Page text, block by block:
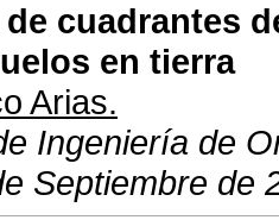
cuadrantes
en tierra
Arias.
Ingeniería de
Septiembre de